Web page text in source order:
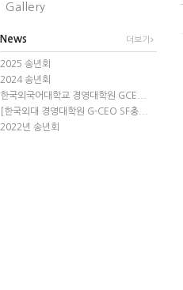
Gallery
News 더보기
2025 송년회
2024 송년회
한국외국어대학교 경영대학원 GCE...
[한국외대 경영대학원 G-CEO SF총...
2022년 송년회